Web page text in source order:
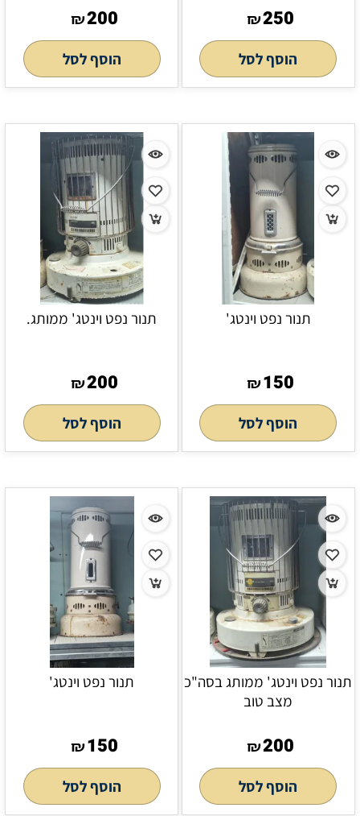
₪250
הוסף לסל
₪200
הוסף לסל
תנור נפט וינטג'
₪150
הוסף לסל
תנור נפט וינטג' ממותג.
₪200
הוסף לסל
תנור נפט וינטג' ממותג בסה"כ
מצב טוב
₪200
הוסף לסל
תנור נפט וינטג'
₪150
הוסף לסל